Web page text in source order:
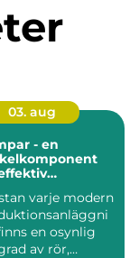
03. aug
- en
varje modern
en osynlig
av rör,